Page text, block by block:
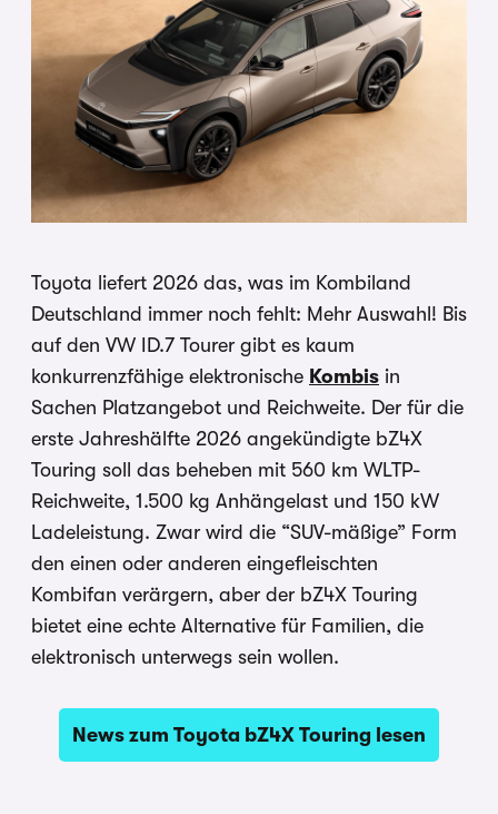
Toyota liefert 2026 das, was im Kombiland
Deutschland immer noch fehlt: Mehr Auswahl! Bis
auf den VW ID.7 Tourer gibt es kaum
konkurrenzfähige elektronische Kombis in
Sachen Platzangebot und Reichweite. Der für die
erste Jahreshälfte 2026 angekündigte bZ4X
Touring soll das beheben mit 560 km WLTP-
Reichweite, 1.500 kg Anhängelast und 150 kW
Ladeleistung. Zwar wird die “SUV-mäßige” Form
den einen oder anderen eingefleischten
Kombifan verärgern, aber der bZ4X Touring
bietet eine echte Alternative für Familien, die
elektronisch unterwegs sein wollen.
News zum Toyota bZ4X Touring lesen